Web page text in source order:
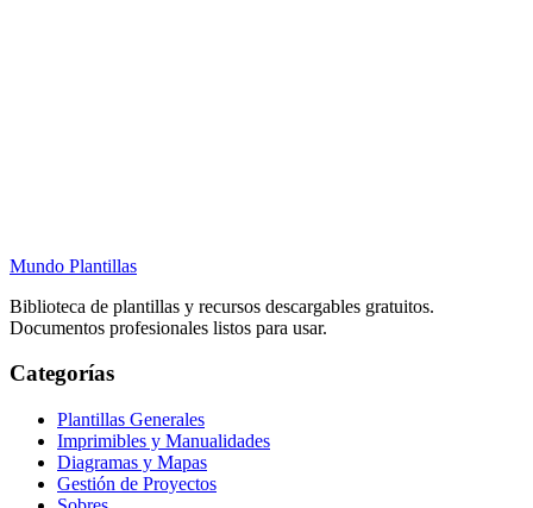
Mundo Plantillas
Biblioteca de plantillas y recursos descargables gratuitos.
Documentos profesionales listos para usar.
Categorías
Plantillas Generales
Imprimibles y Manualidades
Diagramas y Mapas
Gestión de Proyectos